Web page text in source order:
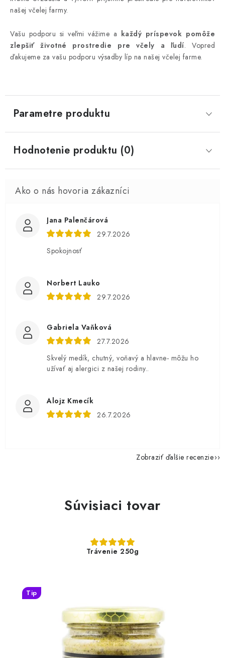
našej včelej farmy.
Vašu podporu si veľmi vážime a každý príspevok pomôže
zlepšiť životné prostredie pre včely a ľudí. Vopred
ďakujeme za vašu podporu výsadby líp na našej včelej farme.
Parametre produktu
Hodnotenie produktu (0)
Jana Palenčárová
29.7.2026
Spokojnosť
Norbert Lauko
29.7.2026
Gabriela Vaňková
27.7.2026
Skvelý medík, chutný, voňavý a hlavne- môžu ho
užívať aj alergici z našej rodiny..
Alojz Kmecík
26.7.2026
Zobraziť ďalšie recenzie
Súvisiaci tovar
Trávenie 250g
Tip